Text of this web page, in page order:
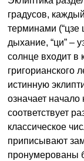
градусов,
терминами (“цзе
дыхание, “ци” –
солнце входит в
григорианского
истинную
означает начало
соответствует
классическое
приписывают
пронумерованы